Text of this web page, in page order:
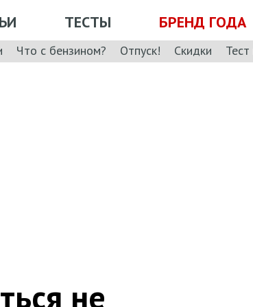
ТЕСТЫ БРЕНД ГОДА
Что с бензином? Отпуск! Скидки
не